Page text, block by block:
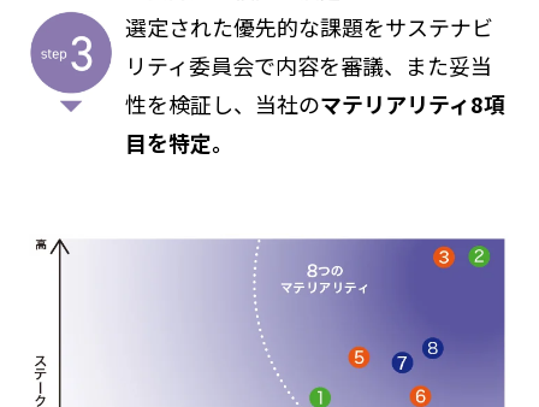
選定された優先的な課題をサステナビ
リティ委員会で内容を審議、また妥当
性を検証し、当社のマテリアリティ8項
目を特定。